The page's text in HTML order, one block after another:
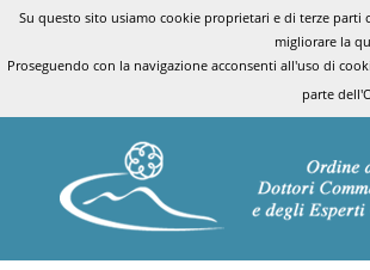
Su questo sito usiamo cookie proprietari e di terze
migliorare la
Proseguendo con la navigazione acconsenti all'uso di
parte